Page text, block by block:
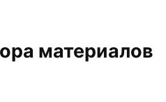
материалов